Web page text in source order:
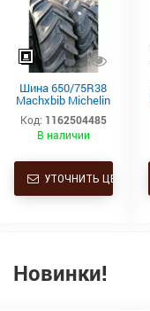
Шина 650/75R38
Machxbib Michelin
169a8/169b
Код: 1162504485
В наличии
УТОЧНИТЬ ЦЕНУ
Новинки!